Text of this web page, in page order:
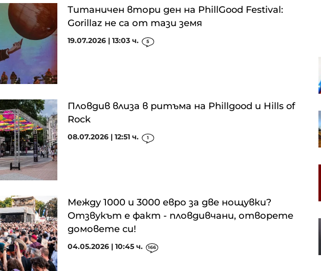
Титаничен втори ден на PhillGood Festival:
Gorillaz не са от тази земя
19.07.2026 | 13:03 ч. 5
Пловдив влиза в ритъма на Phillgood и Hills of
Rock
08.07.2026 | 12:51 ч. 1
Между 1000 и 3000 евро за две нощувки?
Отзвукът е факт - пловдивчани, отворете
домовете си!
04.05.2026 | 10:45 ч. 166
Зеленски от Белград: Украйна